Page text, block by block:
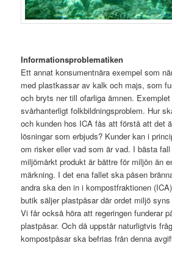
Informationsproblematiken
Ett annat konsumentnära exempel som
med plastkassar av kalk och majs, som
och bryts ner till ofarliga ämnen.
svårhanterligt folkbildningsproblem. Hur
och kunden hos ICA fås att förstå att det
lösningar som erbjuds? Kunder kan i
om risker eller vad som är vad. I bästa
miljömärkt produkt är bättre för miljön än
märkning. I det ena fallet ska påsen
andra ska den in i kompostfraktionen
butik säljer plastpåsar där ordet miljö
Vi får också höra att regeringen funderar
plastpåsar. Och då uppstår naturligtvis
kompostpåsar ska befrias från denna